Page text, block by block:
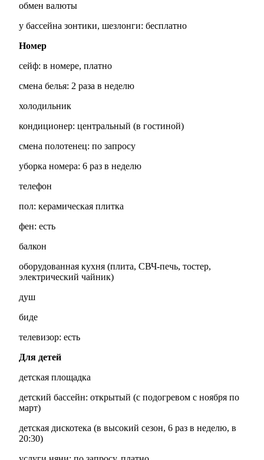
обмен валюты
у бассейна зонтики, шезлонги: бесплатно
Номер
сейф: в номере, платно
смена белья: 2 раза в неделю
холодильник
кондиционер: центральный (в гостиной)
смена полотенец: по запросу
уборка номера: 6 раз в неделю
телефон
пол: керамическая плитка
фен: есть
балкон
оборудованная кухня (плита, СВЧ-печь, тостер,
электрический чайник)
душ
биде
телевизор: есть
Для детей
детская площадка
детский бассейн: открытый (с подогревом с ноября по
март)
детская дискотека (в высокий сезон, 6 раз в неделю, в
20:30)